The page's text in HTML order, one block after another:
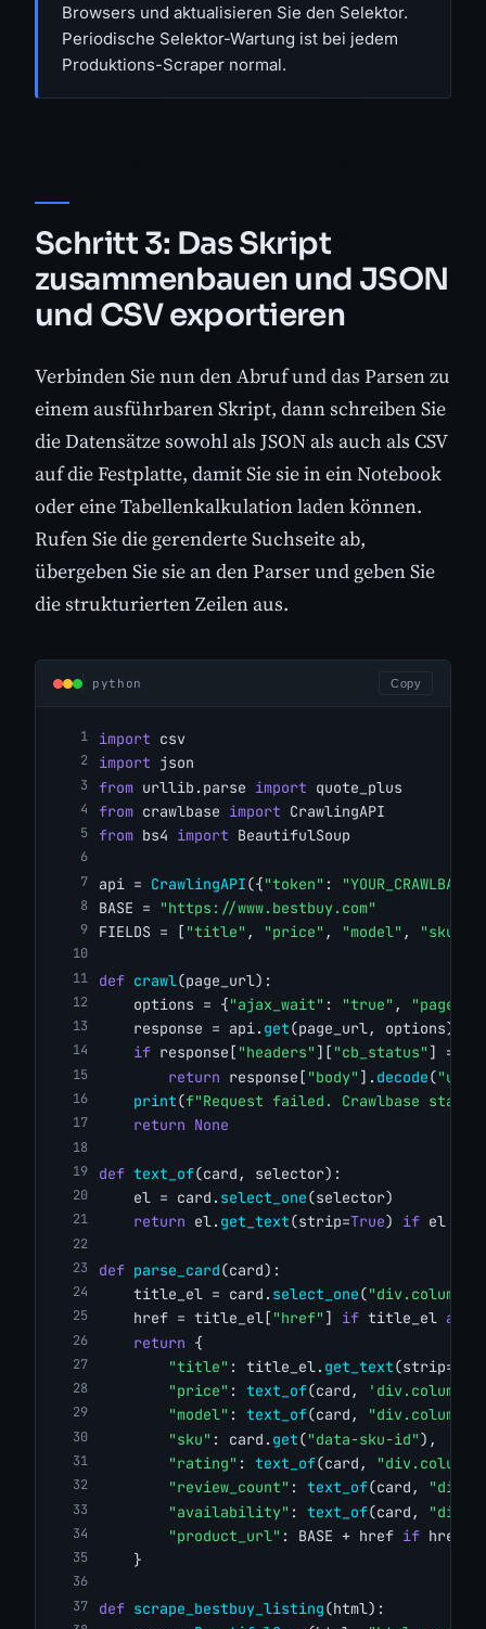
Browsers und aktualisieren Sie den Selektor.
Periodische Selektor-Wartung ist bei jedem
Produktions-Scraper normal.
Schritt 3: Das Skript
zusammenbauen und JSON
und CSV exportieren
Verbinden Sie nun den Abruf und das Parsen zu
einem ausführbaren Skript, dann schreiben Sie
die Datensätze sowohl als JSON als auch als CSV
auf die Festplatte, damit Sie sie in ein Notebook
oder eine Tabellenkalkulation laden können.
Rufen Sie die gerenderte Suchseite ab,
übergeben Sie sie an den Parser und geben Sie
die strukturierten Zeilen aus.
python Copy
import csv
import json
from urllib.parse import quote_plus
from crawlbase import CrawlingAPI
from bs4 import BeautifulSoup
api = CrawlingAPI({"token" :
BASE =
"https://www.bestbuy.com"
FIELDS = [ "title" , "price" , "model" , "sku"
def crawl(page_url):
    options = {
"ajax_wait" : "true" ,
    response = api.
get(page_url, options)
if response[ "headers" ][ "cb_status" ] ==
return response[ "body" ]. decode("utf-
print(f"Request failed. Crawlbase
return None
def text_of(card, selector):
    el = card.
select_one(selector)
return el. get_text(strip=True) if el
def parse_card(card):
    title_el = card.
select_one("div.column-
    href = title_el[
"href" ] if title_el and
return {
"title" : title_el. get_text(strip=
"price" : text_of(card,
'div.column-
"model" : text_of(card,
"div.column-
"sku" : card. get("data-sku-id"),
"rating" : text_of(card,
"review_count" : text_of(card,
"availability" : text_of(card,
"product_url" : BASE + href if href
    }
def scrape_bestbuy_listing(html):